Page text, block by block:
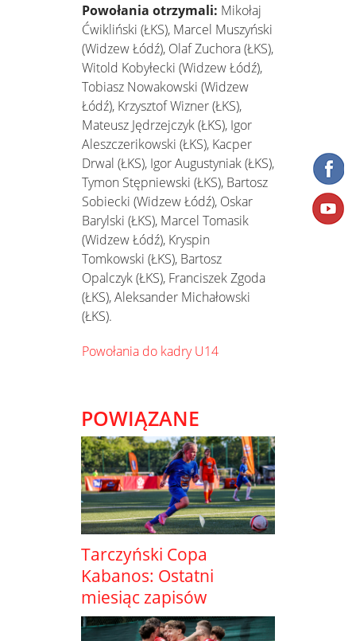
Powołania otrzymali: Mikołaj
Ćwikliński (ŁKS), Marcel Muszyński
(Widzew Łódź), Olaf Zuchora (ŁKS),
Witold Kobyłecki (Widzew Łódź),
Tobiasz Nowakowski (Widzew
Łódź), Krzysztof Wizner (ŁKS),
Mateusz Jędrzejczyk (ŁKS), Igor
Aleszczerikowski (ŁKS), Kacper
Drwal (ŁKS), Igor Augustyniak (ŁKS),
Tymon Stępniewski (ŁKS), Bartosz
Sobiecki (Widzew Łódź), Oskar
Barylski (ŁKS), Marcel Tomasik
(Widzew Łódź), Kryspin
Tomkowski (ŁKS), Bartosz
Opalczyk (ŁKS), Franciszek Zgoda
(ŁKS), Aleksander Michałowski
(ŁKS).
Powołania do kadry U14
POWIĄZANE
Tarczyński Copa
Kabanos: Ostatni
miesiąc zapisów